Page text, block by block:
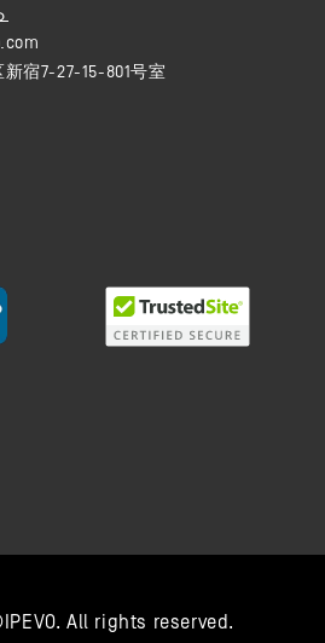
宿7-27-15-801号室
All rights reserved.